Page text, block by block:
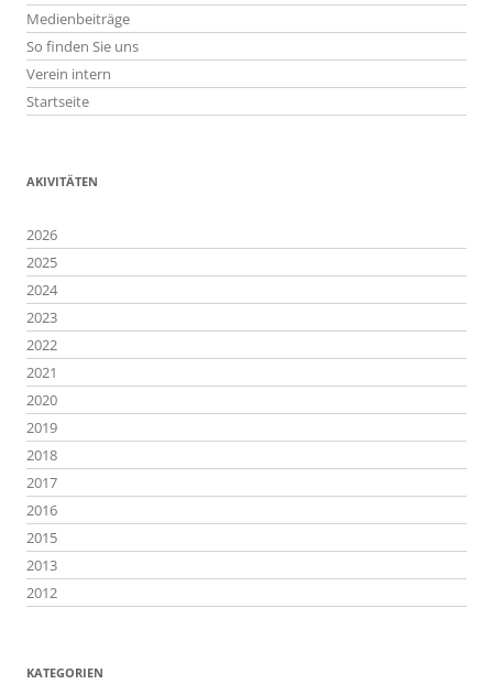
Medienbeiträge
So finden Sie uns
Verein intern
Startseite
AKIVITÄTEN
2026
2025
2024
2023
2022
2021
2020
2019
2018
2017
2016
2015
2013
2012
KATEGORIEN